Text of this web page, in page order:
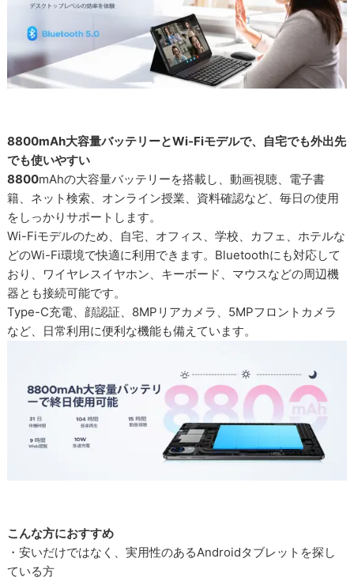
8800mAh大容量バッテリーとWi-Fiモデルで、自宅でも外出先
でも使いやすい
8800mAhの大容量バッテリーを搭載し、動画視聴、電子書
籍、ネット検索、オンライン授業、資料確認など、毎日の使用
をしっかりサポートします。
Wi-Fiモデルのため、自宅、オフィス、学校、カフェ、ホテルな
どのWi-Fi環境で快適に利用できます。Bluetoothにも対応して
おり、ワイヤレスイヤホン、キーボード、マウスなどの周辺機
器とも接続可能です。
Type-C充電、顔認証、8MPリアカメラ、5MPフロントカメラ
など、日常利用に便利な機能も備えています。
こんな方におすすめ
・安いだけではなく、実用性のあるAndroidタブレットを探し
ている方